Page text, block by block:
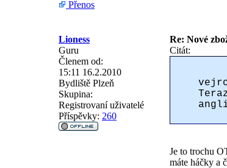
Přenos
Lioness Re: Nové
Guru
Členem od:
15:11 16.2.2010
Bydliště Plzeň
Skupina:
Registrovaní uživatelé
Příspěvky: 260
Citát:
Je to trochu
máte háčky a